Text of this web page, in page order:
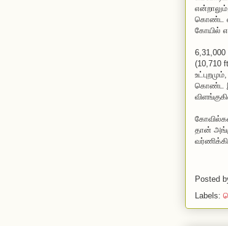
கொண்ட
கோயில்
6,31,000
(10,710
கொண்ட
தான்
Posted
Labels: